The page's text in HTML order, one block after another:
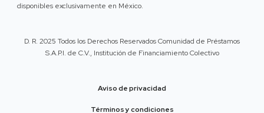
disponibles exclusivamente en México.
D. R. 2025 Todos los Derechos Reservados Comunidad de Préstamos
S.A.P.I. de C.V., Institución de Financiamiento Colectivo
Aviso de privacidad
Términos y condiciones